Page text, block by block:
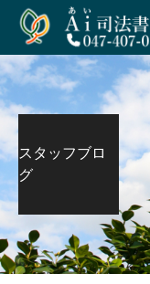
スタッフブロ
グ